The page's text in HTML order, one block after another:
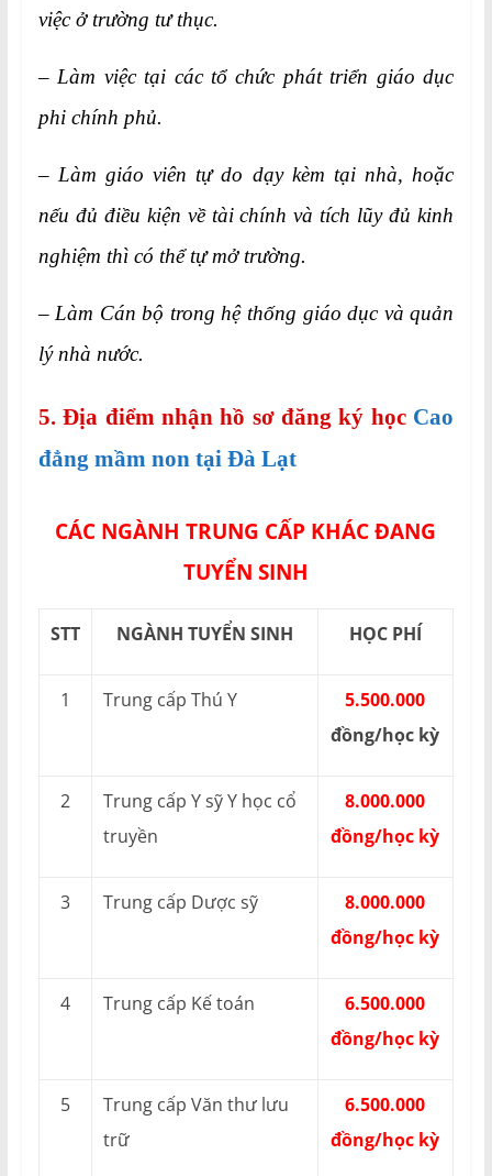
việc ở trường tư thục.
– Làm việc tại các tổ chức phát triển giáo dục
phi chính phủ.
– Làm giáo viên tự do dạy kèm tại nhà, hoặc
nếu đủ điều kiện về tài chính và tích lũy đủ kinh
nghiệm thì có thể tự mở trường.
– Làm Cán bộ trong hệ thống giáo dục và quản
lý nhà nước.
5. Địa điểm nhận hồ sơ đăng ký học Cao
đẳng mầm non tại Đà Lạt
CÁC NGÀNH TRUNG CẤP KHÁC ĐANG
TUYỂN SINH
STT NGÀNH TUYỂN SINH HỌC PHÍ
1 Trung cấp Thú Y
5.500.000
đồng/học kỳ
2
Trung cấp Y sỹ Y học cổ
truyền
8.000.000
đồng/học kỳ
3 Trung cấp Dược sỹ
8.000.000
đồng/học kỳ
4 Trung cấp Kế toán
6.500.000
đồng/học kỳ
5
Trung cấp Văn thư lưu
trữ
6.500.000
đồng/học kỳ